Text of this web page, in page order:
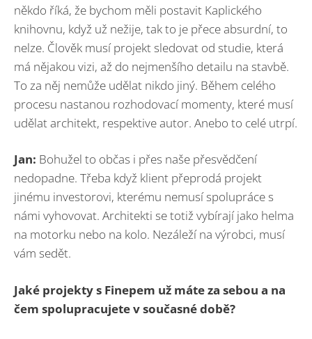
někdo říká, že bychom měli postavit Kaplického
knihovnu, když už nežije, tak to je přece absurdní, to
nelze. Člověk musí projekt sledovat od studie, která
má nějakou vizi, až do nejmenšího detailu na stavbě.
To za něj nemůže udělat nikdo jiný. Během celého
procesu nastanou rozhodovací momenty, které musí
udělat architekt, respektive autor. Anebo to celé utrpí.
Jan: Bohužel to občas i přes naše přesvědčení
nedopadne. Třeba když klient přeprodá projekt
jinému investorovi, kterému nemusí spolupráce s
námi vyhovovat. Architekti se totiž vybírají jako helma
na motorku nebo na kolo. Nezáleží na výrobci, musí
vám sedět.
Jaké projekty s Finepem už máte za sebou a na
čem spolupracujete v současné době?